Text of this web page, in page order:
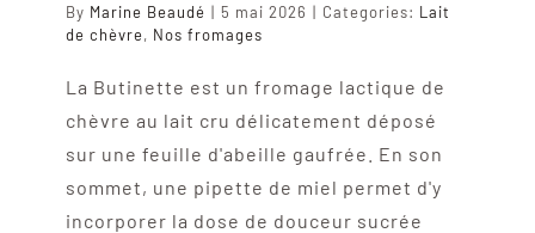
By Marine Beaudé | 5 mai 2026 | Categories: Lait
de chèvre, Nos fromages
La Butinette est un fromage lactique de
chèvre au lait cru délicatement déposé
sur une feuille d'abeille gaufrée. En son
sommet, une pipette de miel permet d'y
incorporer la dose de douceur sucrée